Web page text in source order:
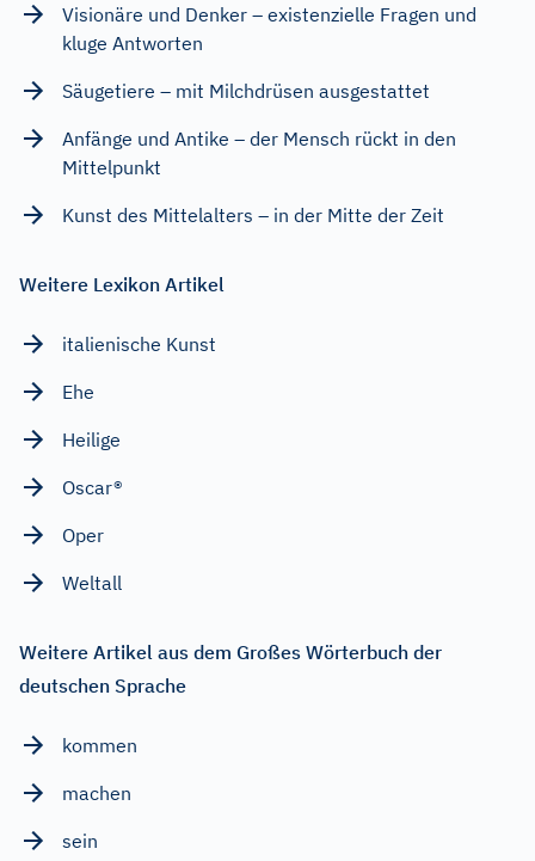
Visionäre und Denker – existenzielle Fragen und
kluge Antworten
Säugetiere – mit Milchdrüsen ausgestattet
Anfänge und Antike – der Mensch rückt in den
Mittelpunkt
Kunst des Mittelalters – in der Mitte der Zeit
Weitere Lexikon Artikel
italienische Kunst
Ehe
Heilige
Oscar®
Oper
Weltall
Weitere Artikel aus dem Großes Wörterbuch der
deutschen Sprache
kommen
machen
sein